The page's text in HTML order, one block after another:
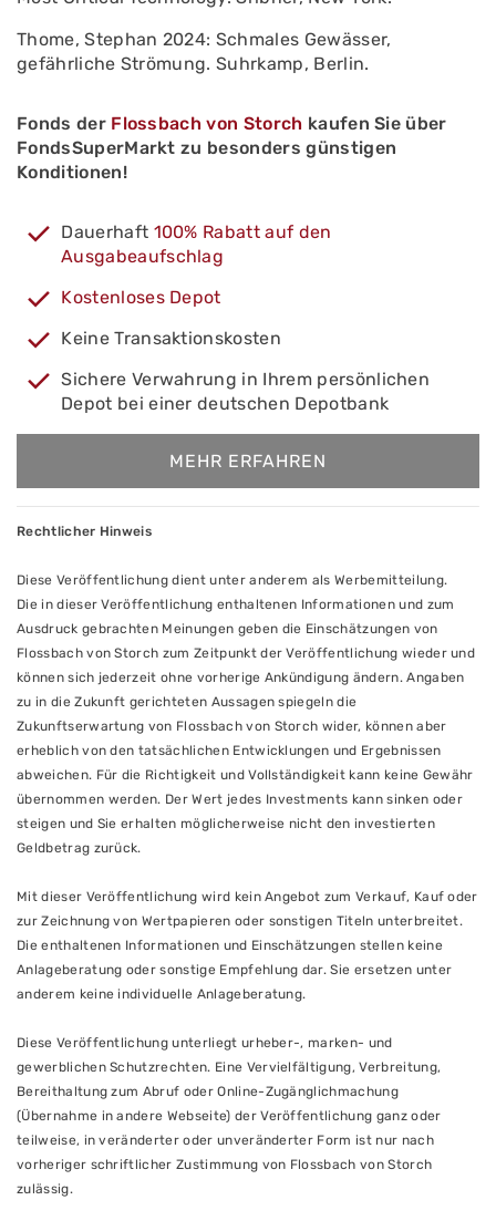
Thome, Stephan 2024: Schmales Gewässer,
gefährliche Strömung. Suhrkamp, Berlin.
Fonds der Flossbach von Storch kaufen Sie über
FondsSuperMarkt zu besonders günstigen
Konditionen!
Dauerhaft 100% Rabatt auf den
Ausgabeaufschlag
Kostenloses Depot
Keine Transaktionskosten
Sichere Verwahrung in Ihrem persönlichen
Depot bei einer deutschen Depotbank
MEHR ERFAHREN
Rechtlicher Hinweis
Diese Veröffentlichung dient unter anderem als Werbemitteilung.
Die in dieser Veröffentlichung enthaltenen Informationen und zum
Ausdruck gebrachten Meinungen geben die Einschätzungen von
Flossbach von Storch zum Zeitpunkt der Veröffentlichung wieder und
können sich jederzeit ohne vorherige Ankündigung ändern. Angaben
zu in die Zukunft gerichteten Aussagen spiegeln die
Zukunftserwartung von Flossbach von Storch wider, können aber
erheblich von den tatsächlichen Entwicklungen und Ergebnissen
abweichen. Für die Richtigkeit und Vollständigkeit kann keine Gewähr
übernommen werden. Der Wert jedes Investments kann sinken oder
steigen und Sie erhalten möglicherweise nicht den investierten
Geldbetrag zurück.
Mit dieser Veröffentlichung wird kein Angebot zum Verkauf, Kauf oder
zur Zeichnung von Wertpapieren oder sonstigen Titeln unterbreitet.
Die enthaltenen Informationen und Einschätzungen stellen keine
Anlageberatung oder sonstige Empfehlung dar. Sie ersetzen unter
anderem keine individuelle Anlageberatung.
Diese Veröffentlichung unterliegt urheber-, marken- und
gewerblichen Schutzrechten. Eine Vervielfältigung, Verbreitung,
Bereithaltung zum Abruf oder Online-Zugänglichmachung
(Übernahme in andere Webseite) der Veröffentlichung ganz oder
teilweise, in veränderter oder unveränderter Form ist nur nach
vorheriger schriftlicher Zustimmung von Flossbach von Storch
zulässig.